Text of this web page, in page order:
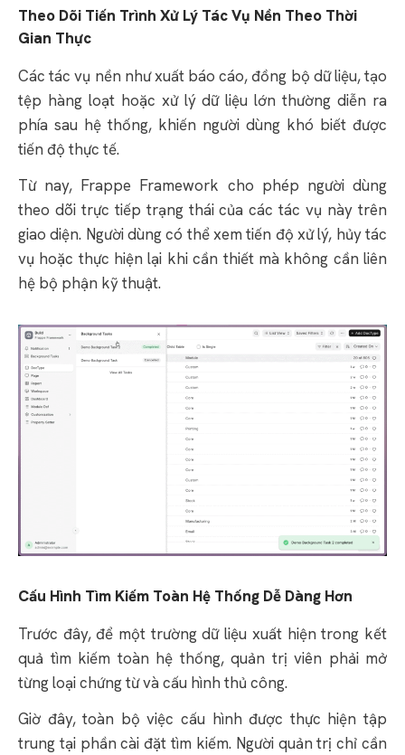
Theo Dõi Tiến Trình Xử Lý Tác Vụ Nền Theo Thời
Gian Thực
Các tác vụ nền như xuất báo cáo, đồng bộ dữ liệu, tạo
tệp hàng loạt hoặc xử lý dữ liệu lớn thường diễn ra
phía sau hệ thống, khiến người dùng khó biết được
tiến độ thực tế.
Từ nay, Frappe Framework cho phép người dùng
theo dõi trực tiếp trạng thái của các tác vụ này trên
giao diện. Người dùng có thể xem tiến độ xử lý, hủy tác
vụ hoặc thực hiện lại khi cần thiết mà không cần liên
hệ bộ phận kỹ thuật.
Cấu Hình Tìm Kiếm Toàn Hệ Thống Dễ Dàng Hơn
Trước đây, để một trường dữ liệu xuất hiện trong kết
quả tìm kiếm toàn hệ thống, quản trị viên phải mở
từng loại chứng từ và cấu hình thủ công.
Giờ đây, toàn bộ việc cấu hình được thực hiện tập
trung tại phần cài đặt tìm kiếm. Người quản trị chỉ cần